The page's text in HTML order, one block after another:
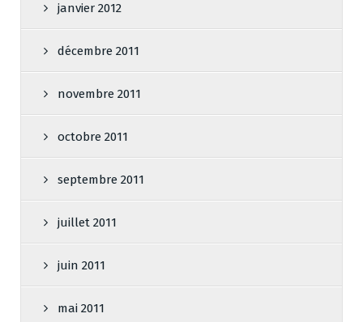
janvier 2012
décembre 2011
novembre 2011
octobre 2011
septembre 2011
juillet 2011
juin 2011
mai 2011